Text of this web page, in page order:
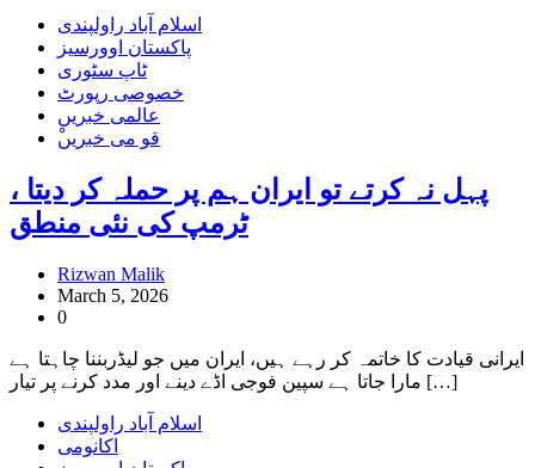
اسلام آباد راولپندی
پاکستان اوورسیز
ٹاپ سٹوری
خصوصی رپورٹ
عالمی خبریں
ْقو می خبریں
پہل نہ کرتے تو ایران ہم پر حملہ کر دیتا ،
ٹرمپ کی نئی منطق
Rizwan Malik
March 5, 2026
0
ایرانی قیادت کا خاتمہ کر رہے ہیں، ایران میں جو لیڈربننا چاہتا ہے
مارا جاتا ہے سپین فوجی اڈے دینے اور مدد کرنے پر تیار […]
اسلام آباد راولپندی
اکانومی